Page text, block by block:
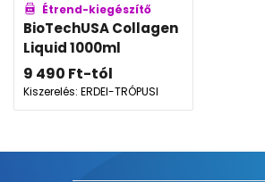
Étrend-kiegészítő
BioTechUSA Collagen
Liquid 1000ml
9 490 Ft-tól
Kiszerelés: ERDEI-TRÓPUSI